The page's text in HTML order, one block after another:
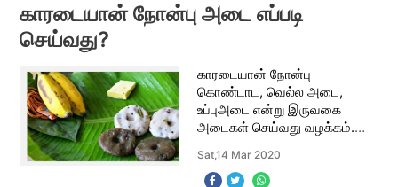
காரடையான் நோன்பு அடை எப்படி
செய்வது?
காரடையான் நோன்பு
கொண்டாட, வெல்ல அடை,
உப்புஅடை என்று இருவகை
அடைகள் செய்வது வழக்கம்.
அரைமணிநேரம் ஊற வைத்து
களைந்து வடித்து காயவைத்து
Sat,14 Mar 2020